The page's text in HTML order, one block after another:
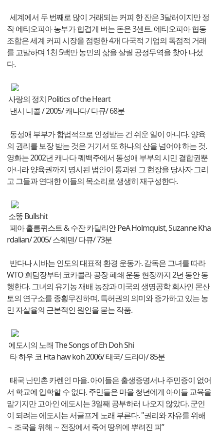
세계에서 두 번째로 많이 거래되는 커피 한 잔은 3달러이지만 정
작 에티오피아 농부가 힙겹게 버는 돈은 3센트. 에티오피아 협동
조합은 세계 커피 시장을 점령한 4개 다국적 기업의 독점적 거래
를 고발하며 1천 5백만 농민의 삶을 살릴 공정무역을 찾아 나섰
다.
사랑의 정치 Politics of the Heart
낸시 니콜 / 2005/ 캐나다/ 다큐/ 68분
동성애 부부가 합법적으로 인정받는 건 쉬운 일이 아니다. 양육
의 권리를 보장 받는 것은 거기서 또 하나의 산을 넘어야 하는 것.
영화는 2002년 캐나다 퀘백주에서 동성애 부부의 시민 결합권뿐
아니라 양육권까지 명시된 법안이 통과된 그 현장을 당사자 그리
고 그들과 연대한 이들의 목소리로 생생히 재구성한다.
소똥 Bullshit
페아 홀름퀴스트 & 수잔 카달리안 PeA Holmquist, Suzanne Kha
rdalian/ 2005/ 스웨덴/ 다큐/ 73분
반다나 시바는 인도의 대표적 환경 운동가. 감독은 그녀를 따라
WTO 회담장부터 코카콜라 공장 폐쇄 운동 현장까지 2년 동안 동
행한다. 그녀의 유기농 재배 농장과 미국의 생명공학 회사인 몬산
토의 연구소를 종횡무진하며, 특허권의 의미와 증가하고 있는 농
민 자살율의 근본적인 원인을 묻는 작품.
에도시의 노래 The Songs of Eh Doh Shi
타 하우 코 Hta haw koh 2006/ 태국/ 드라마/ 85분
태국 난민촌 카렌인 마을. 아이들은 출생증명서나 주민증이 없어
서 학교에 입학할 수 없다. 주민들은 마을 청년에게 아이들 교육을
맡기지만 고아인 에도시는 3일째 공부하러 나오지 않았다. 군인
이 되려는 에도시는 서글프게 노래 부른다. "권리와 자유를 위해
∼ 조국을 위해 ∼ 전장에서 죽어 땅위에 뿌려진 피”